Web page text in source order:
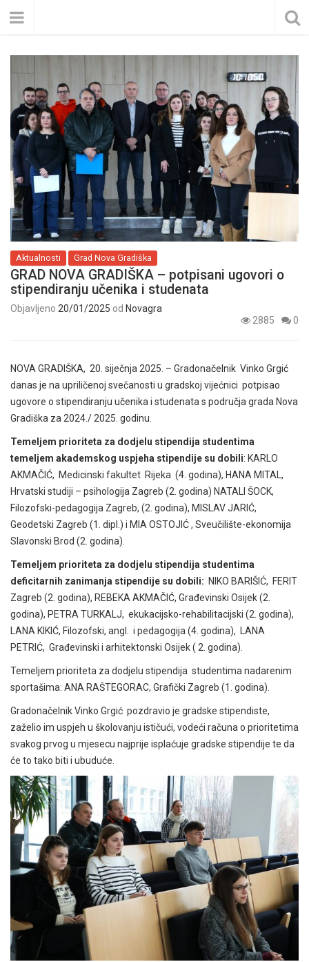
Aktualnosti Grad Nova Gradiška
GRAD NOVA GRADIŠKA – potpisani ugovori o
stipendiranju učenika i studenata
Objavljeno 20/01/2025 od Novagra
2885
0
NOVA GRADIŠKA, 20. siječnja 2025. – Gradonačelnik Vinko Grgić
danas je na upriličenoj svečanosti u gradskoj vijećnici potpisao
ugovore o stipendiranju učenika i studenata s područja grada Nova
Gradiška za 2024./ 2025. godinu.
Temeljem prioriteta za dodjelu stipendija studentima
temeljem akademskog uspjeha stipendije su dobili: KARLO
AKMAČIĆ, Medicinski fakultet Rijeka (4. godina), HANA MITAL,
Hrvatski studiji – psihologija Zagreb (2. godina) NATALI ŠOCK,
Filozofski-pedagogija Zagreb, (2. godina), MISLAV JARIĆ,
Geodetski Zagreb (1. dipl.) i MIA OSTOJIĆ , Sveučilište-ekonomija
Slavonski Brod (2. godina).
Temeljem prioriteta za dodjelu stipendija studentima
deficitarnih zanimanja stipendije su dobili: NIKO BARIŠIĆ, FERIT
Zagreb (2. godina), REBEKA AKMAČIĆ, Građevinski Osijek (2.
godina), PETRA TURKALJ, ekukacijsko-rehabilitacijski (2. godina),
LANA KIKIĆ, Filozofski, angl. i pedagogija (4. godina), LANA
PETRIĆ, Građevinski i arhitektonski Osijek ( 2. godina).
Temeljem prioriteta za dodjelu stipendija studentima nadarenim
sportašima: ANA RAŠTEGORAC, Grafički Zagreb (1. godina).
Gradonačelnik Vinko Grgić pozdravio je gradske stipendiste,
zaželio im uspjeh u školovanju ističući, vodeći računa o prioritetima
svakog prvog u mjesecu najprije isplaćuje gradske stipendije te da
će to tako biti i ubuduće.